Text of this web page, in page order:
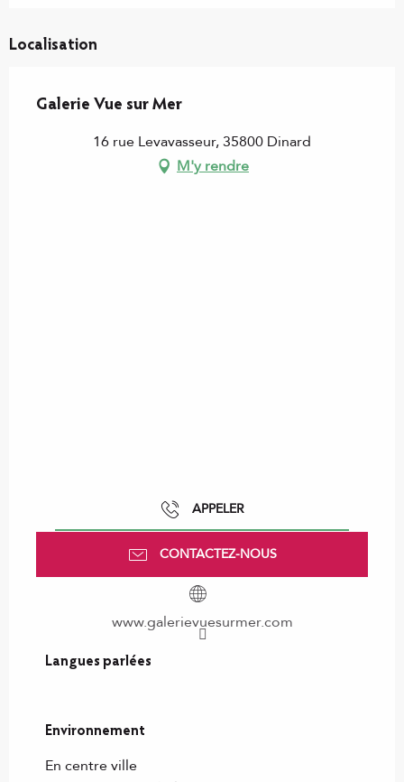
Localisation
Galerie Vue sur Mer
16 rue Levavasseur, 35800 Dinard
M'y rendre
APPELER
CONTACTEZ-NOUS
www.galerievuesurmer.com
Langues parlées
Langues parlées
Environnement
Environnement
En centre ville